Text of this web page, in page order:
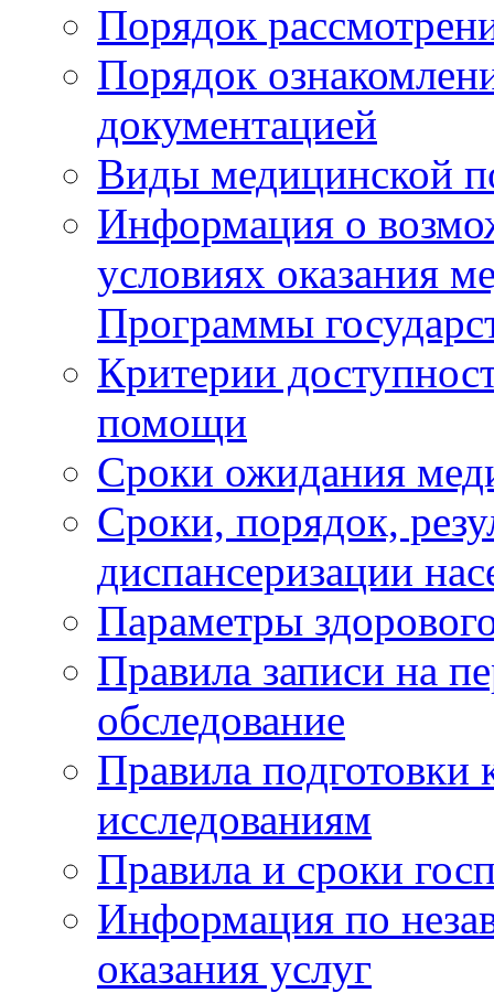
Порядок
Порядок
документацией
Виды медицинской
Информация о
условиях оказания
Программы
Критерии
помощи
Сроки ожидания
Сроки, порядок,
диспансеризации
Параметры
Правила записи на
обследование
Правила подготовки
исследованиям
Правила и сроки
Информация по
оказания услуг